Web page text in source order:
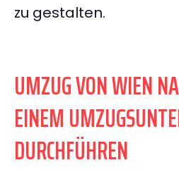
zu gestalten.
UMZUG VON WIEN
EINEM
DURCHFÜHREN